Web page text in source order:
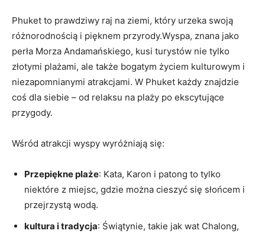
Phuket to ‍prawdziwy raj na ziemi, ⁤który urzeka swoją
‍różnorodnością i pięknem przyrody.Wyspa,⁢ znana‌ jako
perła Morza Andamańskiego,​ kusi turystów ‌nie tylko
złotymi⁤ plażami, ale także⁤ bogatym życiem kulturowym i
niezapomnianymi atrakcjami. W Phuket każdy znajdzie ​
coś dla siebie – od relaksu na plaży po⁢ ekscytujące
przygody.
Wśród ​atrakcji wyspy⁣ wyróżniają ⁤się:
Przepiękne plaże:⁢ Kata, Karon i patong to tylko
niektóre z miejsc, gdzie można cieszyć się ⁤słońcem i
przejrzystą wodą.
kultura i tradycja: Świątynie, takie‍ jak wat Chalong,